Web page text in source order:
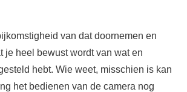
van dat doornemen en
je heel bewust wordt van wat en
hebt. Wie weet, misschien is kan
het bedienen van de camera nog